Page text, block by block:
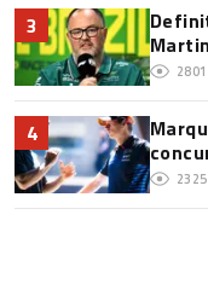
3
Martin
2801
4
2325